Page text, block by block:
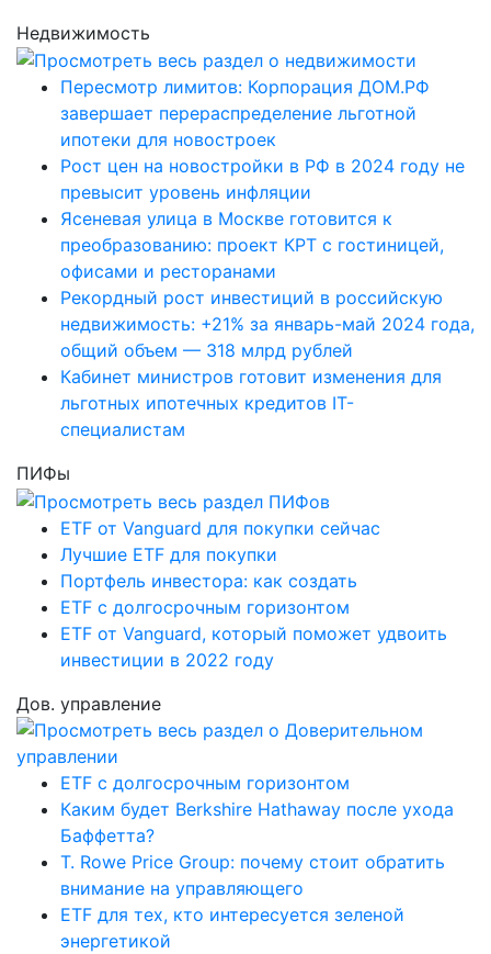
Недвижимость
Пересмотр лимитов: Корпорация ДОМ.РФ
завершает перераспределение льготной
ипотеки для новостроек
Рост цен на новостройки в РФ в 2024 году не
превысит уровень инфляции
Ясеневая улица в Москве готовится к
преобразованию: проект КРТ с гостиницей,
офисами и ресторанами
Рекордный рост инвестиций в российскую
недвижимость: +21% за январь-май 2024 года,
общий объем — 318 млрд рублей
Кабинет министров готовит изменения для
льготных ипотечных кредитов IT-
специалистам
ПИФы
ETF от Vanguard для покупки сейчас
Лучшие ETF для покупки
Портфель инвестора: как создать
ETF с долгосрочным горизонтом
ETF от Vanguard, который поможет удвоить
инвестиции в 2022 году
Дов. управление
ETF с долгосрочным горизонтом
Каким будет Berkshire Hathaway после ухода
Баффетта?
T. Rowe Price Group: почему стоит обратить
внимание на управляющего
ETF для тех, кто интересуется зеленой
энергетикой